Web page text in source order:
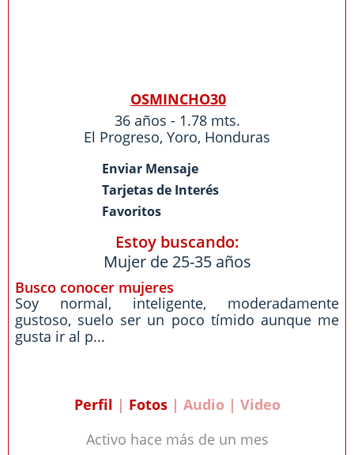
OSMINCHO30
36 años - 1.78 mts.
El Progreso, Yoro, Honduras
Enviar Mensaje
Tarjetas de Interés
Favoritos
Estoy buscando:
Mujer de 25-35 años
Busco conocer mujeres
Soy normal, inteligente, moderadamente
gustoso, suelo ser un poco tímido aunque me
gusta ir al p...
Perfil | Fotos| Audio | Video
Activo hace más de un mes